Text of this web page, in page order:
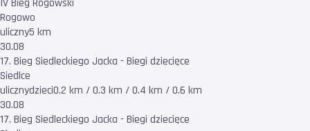
Rogowo
uliczny5 km
30.08
17. Bieg Siedleckiego Jacka - Biegi dziecięce
Siedlce
ulicznydzieci0.2 km / 0.3 km / 0.4 km / 0.6 km
30.08
17. Bieg Siedleckiego Jacka - Biegi dziecięce